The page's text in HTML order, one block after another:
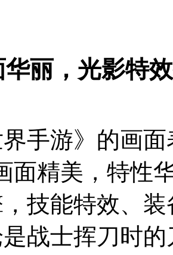
丽，光影特
界手游》的画
面精美，特性
技能特效、
战士挥刀时